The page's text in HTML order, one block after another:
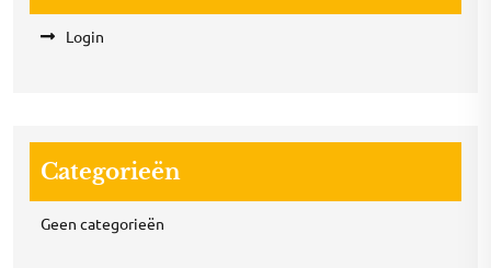
Login
Categorieën
Geen categorieën